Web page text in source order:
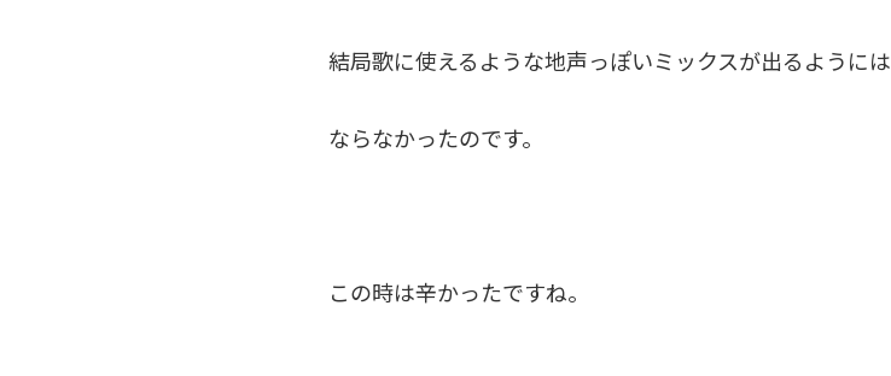
結局歌に使えるような地声っぽいミックスが出るようには
ならなかったのです。
この時は辛かったですね。